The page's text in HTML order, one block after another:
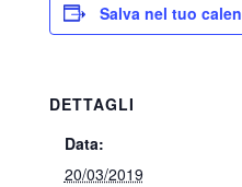
Salva nel tuo
DETTAGLI
Data:
20/03/2019